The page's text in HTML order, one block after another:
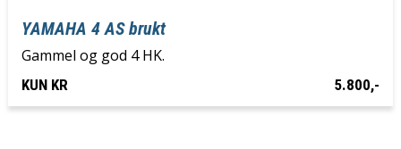
YAMAHA 4 AS brukt
Gammel og god 4 HK.
KUN KR 5.800,-